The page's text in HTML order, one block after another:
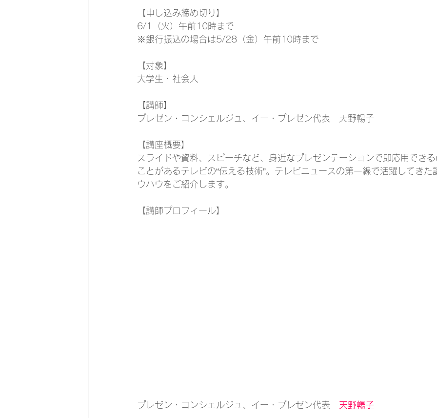
【申し込み締め切り】
6/1（火）午前10時まで
※銀行振込の場合は5/28（金）午前10時まで
【対象】
大学生・社会人
【講師】
プレゼン・コンシェルジュ、イー・プレゼン代表　天野暢子
【講座概要】
スライドや資料、スピーチなど、身近なプレゼンテーションで即応用でき
ことがあるテレビの“伝える技術”。テレビニュースの第一線で活躍してきた
ウハウをご紹介します。
【講師プロフィール】
プレゼン・コンシェルジュ、イー・プレゼン代表 天野暢子